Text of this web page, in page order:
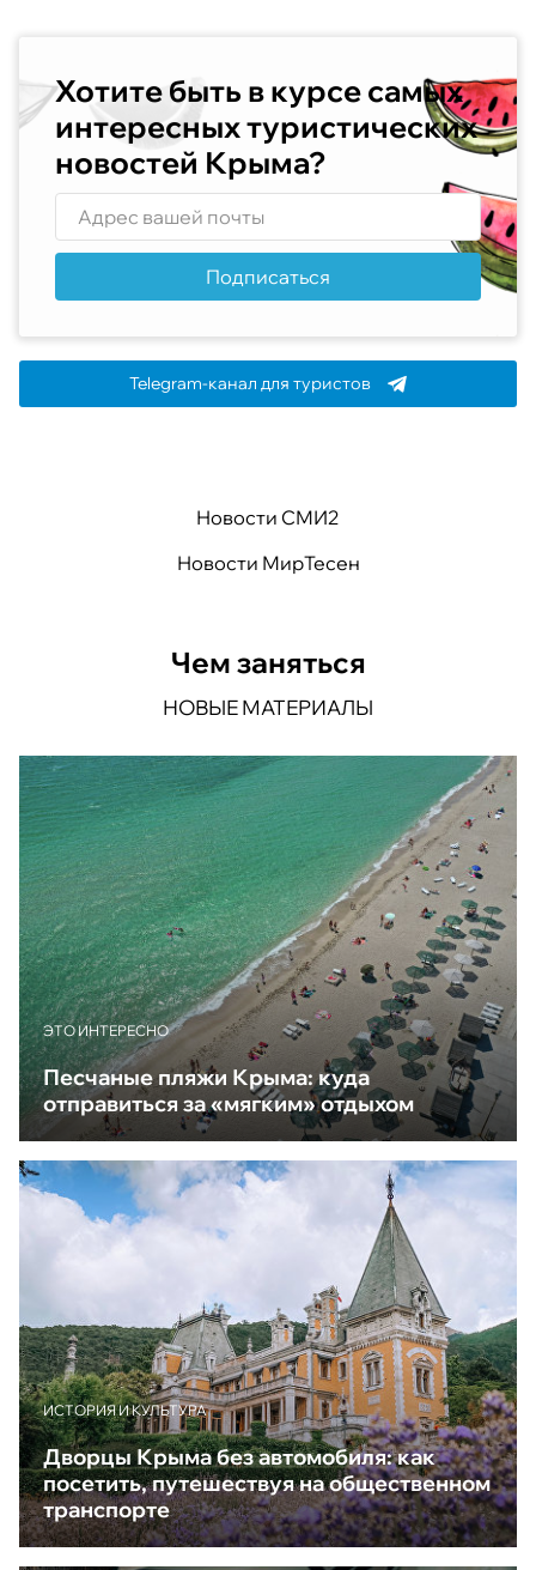
Хотите быть в курсе самых
интересных туристических
новостей Крыма?
Подписаться
Telegram-канал для туристов
Новости СМИ2
Новости МирТесен
Чем заняться
НОВЫЕ МАТЕРИАЛЫ
ЭТО ИНТЕРЕСНО
Песчаные пляжи Крыма: куда
отправиться за «мягким» отдыхом
ИСТОРИЯ И КУЛЬТУРА
Дворцы Крыма без автомобиля: как
посетить, путешествуя на общественном
транспорте